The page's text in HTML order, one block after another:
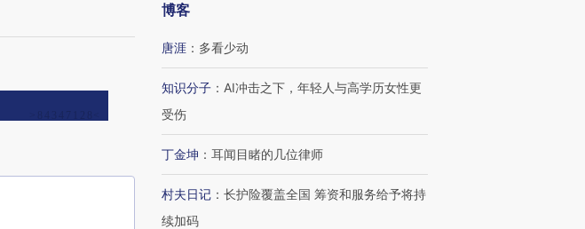
博客
唐涯 ： 多看少动
知识分子 ： AI冲击之下，年轻人与高学历女性更
受伤
丁金坤 ： 耳闻目睹的几位律师
村夫日记 ： 长护险覆盖全国 筹资和服务给予将持
续加码